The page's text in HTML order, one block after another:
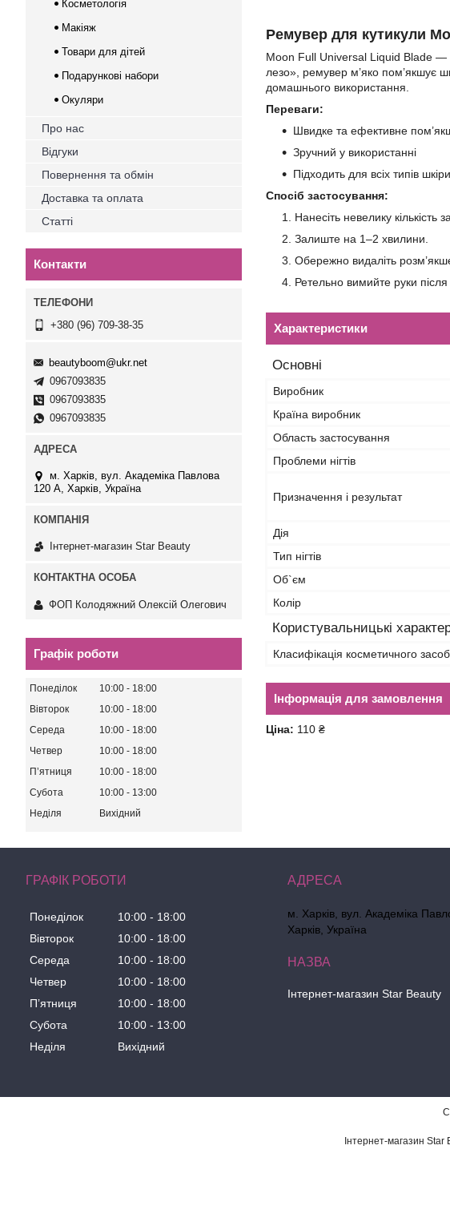
Ремувер для кутикули
Moon Full Universal Liquid Blade —
лезо», ремувер м’яко пом’якшує
домашнього використання.
Переваги:
Швидке та ефективне
Зручний у використанні
Підходить для всіх типів шкіри
Спосіб застосування:
Нанесіть невелику кількість
Залиште на 1–2 хвилини.
Обережно видаліть
Ретельно вимийте руки
Характеристики
Основні
Виробник
Країна виробник
Область застосування
Проблеми нігтів
Призначення і результат
Дія
Тип нігтів
Об`єм
Колір
Користувальницькі
Класифікація косметичного
Інформація для замовлення
Ціна: 110 ₴
Косметологія
Макіяж
Товари для дітей
Подарункові набори
Окуляри
Про нас
Відгуки
Повернення та обмін
Доставка та оплата
Статті
Контакти
+380 (96) 709-38-35
beautyboom@ukr.net
0967093835
0967093835
0967093835
м. Харків, вул. Академіка Павлова
120 А, Харків, Україна
Інтернет-магазин Star Beauty
ФОП Колодяжний Олексій Олегович
Графік роботи
Понеділок 10:00
18:00
Вівторок
10:00
18:00
Середа
10:00
18:00
Четвер
10:00
18:00
Пʼятниця
10:00
18:00
Субота
10:00
13:00
Неділя
Вихідний
ГРАФІК РОБОТИ
Понеділок 10:00
18:00
Вівторок
10:00
18:00
Середа
10:00
18:00
Четвер
10:00
18:00
Пʼятниця
10:00
18:00
Субота
10:00
13:00
Неділя
Вихідний
м. Харків, вул. Академіка
Харків, Україна
Інтернет-магазин Star Beauty